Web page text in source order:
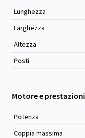
Lunghezza
Larghezza
Altezza
Posti
Motore e prestazioni
Potenza
Coppia massima